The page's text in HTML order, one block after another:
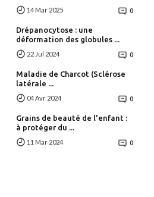
14 Mar 2025 0
Drépanocytose : une
déformation des globules ...
22 Jul 2024 0
Maladie de Charcot (Sclérose
latérale ...
04 Avr 2024 0
Grains de beauté de l'enfant :
à protéger du ...
11 Mar 2024 0